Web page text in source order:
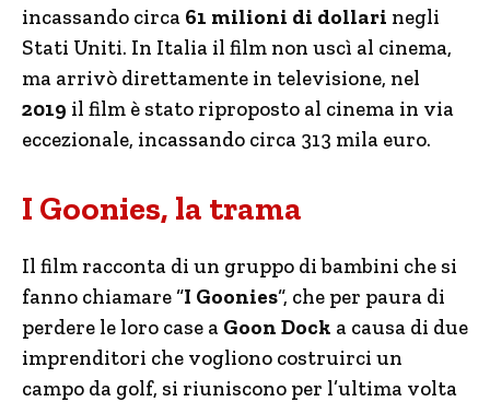
incassando circa 61 milioni di dollari negli
Stati Uniti. In Italia il film non uscì al cinema,
ma arrivò direttamente in televisione, nel
2019 il film è stato riproposto al cinema in via
eccezionale, incassando circa 313 mila euro.
I Goonies, la trama
Il film racconta di un gruppo di bambini che si
fanno chiamare “I Goonies“, che per paura di
perdere le loro case a Goon Dock a causa di due
imprenditori che vogliono costruirci un
campo da golf, si riuniscono per l’ultima volta